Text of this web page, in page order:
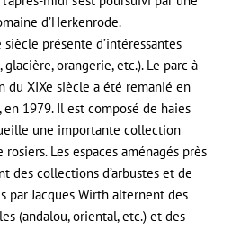
d’Herkenrode.
présente d’intéressantes
orangerie, etc.). Le parc à
du XIXe siècle a été remanié en
en 1979. Il est composé de haies
une importante collection
rosiers. Les espaces aménagés près
des collections d’arbustes et de
par Jacques Wirth alternent des
(andalou, oriental, etc.) et des